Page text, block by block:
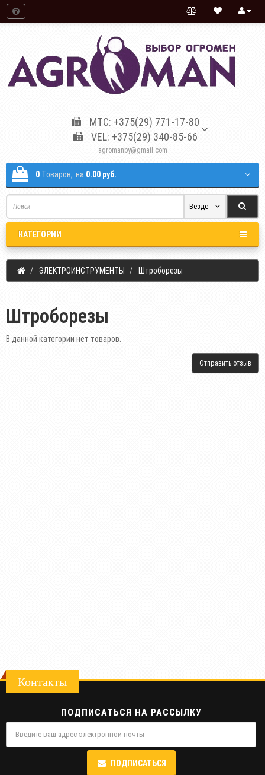
МТС: +375(29) 771-17-80
VEL: +375(29) 340-85-66
agromanby@gmail.com
0 Tоваров, на 0.00 руб.
Везде
КАТЕГОРИИ
ЭЛЕКТРОИНСТРУМЕНТЫ Штроборезы
Штроборезы
В данной категории нет товаров.
Отправить отзыв
Контакты
ПОДПИСАТЬСЯ НА РАССЫЛКУ
ПОДПИСАТЬСЯ